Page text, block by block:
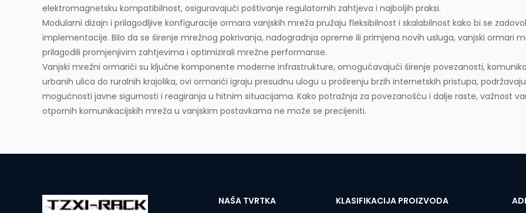
elektromagnetsku kompatibilnost, osiguravajući poštivanje regulatornih zahtjeva i najboljih praksi.
Modularni dizajn i prilagodljive konfiguracije ormara vanjskih mreža pružaju fleksibilnost i skalabilnost kako bi se
implementacije. Bilo da se širenje mrežnog pokrivanja, nadogradnja opreme ili primjena novih usluga, vanjski ormari
prilagodili promjenjivim zahtjevima i optimizirali mrežne performanse.
Vanjski mrežni ormarići su ključne komponente moderne infrastrukture, omogućavajući širenje povezanosti,
urbanih ulica do ruralnih krajolika, ovi ormarići igraju presudnu ulogu u proširenju brzih internetskih pristupa,
mogućnosti javne sigurnosti i reagiranja u hitnim situacijama. Kako potražnja za povezanošću i dalje raste, važnost
otpornih komunikacijskih mreža u vanjskim postavkama ne može se precijeniti.
NAŠA TVRTKA KLASIFIKACIJA PROIZVODA